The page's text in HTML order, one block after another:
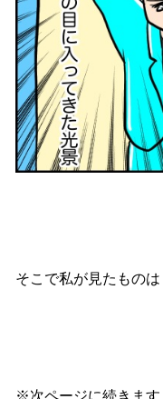
そこで私が見たものは